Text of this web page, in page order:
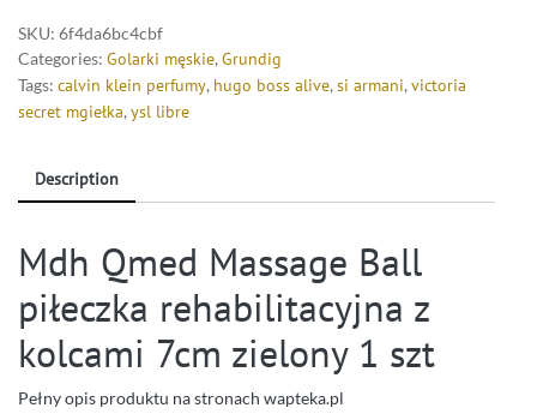
SKU: 6f4da6bc4cbf
Categories: Golarki męskie,Grundig
Tags: calvin klein perfumy, hugo boss alive,si armani,victoria
secret mgiełka,ysl libre
Description
Mdh Qmed Massage Ball
piłeczka rehabilitacyjna z
kolcami 7cm zielony 1 szt
Pełny opis produktu na stronach wapteka.pl